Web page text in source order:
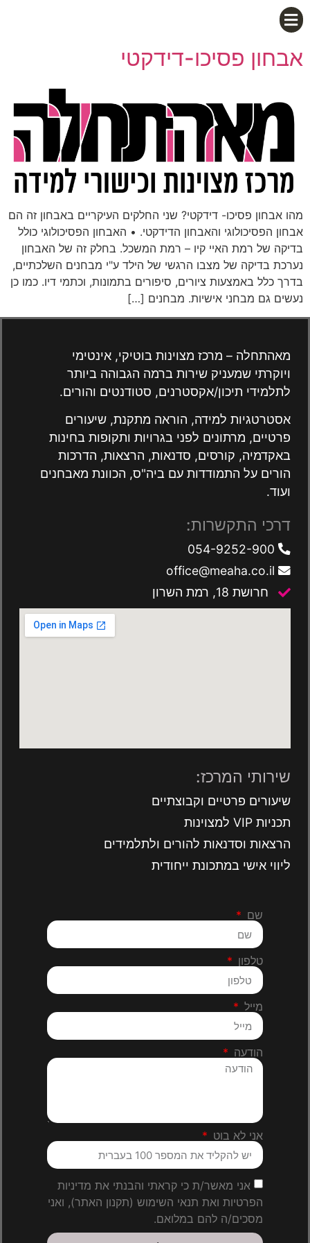
אבחון פסיכו-דידקטי
מהו אבחון פסיכו- דידקטי? שני החלקים העיקריים באבחון זה הם
אבחון הפסיכולוגי והאבחון הדידקטי. • האבחון הפסיכולוגי כולל
בדיקה של רמת האיי קיו – רמת המשכל. בחלק זה של האבחון
נערכת בדיקה של מצבו הרגשי של הילד ע"י מבחנים השלכתיים,
בדרך כלל באמצעות ציורים, סיפורים בתמונות, וכתמי דיו. כמו כן
נעשים גם מבחני אישיות. מבחנים […]
מאהתחלה – מרכז מצוינות בוטיקי, אינטימי
ויוקרתי שמעניק שירות ברמה הגבוהה ביותר
לתלמידי תיכון/אקסטרנים, סטודנטים והורים.
אסטרטגיות למידה, הוראה מתקנת, שיעורים
פרטיים, מרתונים לפני בגרויות ותקופות בחינות
באקדמיה, קורסים, סדנאות, הרצאות, הדרכות
הורים על התמודדות עם ביה"ס, הכוונת מאבחנים
ועוד.
דרכי התקשרות:
חרושת 18, רמת השרון
שירותי המרכז:
שיעורים פרטיים וקבוצתיים
תכניות VIP למצוינות
הרצאות וסדנאות להורים ולתלמידים
ליווי אישי במתכונת ייחודית
שם
טלפון
מייל
הודעה
אני לא בוט
אני מאשר/ת כי קראתי והבנתי את מדיניות
הפרטיות ואת תנאי השימוש (תקנון האתר), ואני
מסכים/ה להם במלואם.